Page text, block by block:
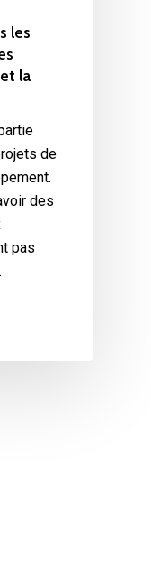
les
la
de
des
pas